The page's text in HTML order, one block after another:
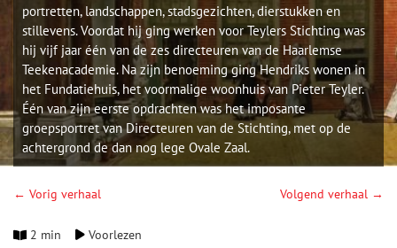
portretten, landschappen, stadsgezichten, dierstukken en
stillevens. Voordat hij ging werken voor Teylers Stichting was
hij vijf jaar één van de zes directeuren van de Haarlemse
Teekenacademie. Na zijn benoeming ging Hendriks wonen in
het Fundatiehuis, het voormalige woonhuis van Pieter Teyler.
Één van zijn eerste opdrachten was het imposante
groepsportret van Directeuren van de Stichting, met op de
achtergrond de dan nog lege Ovale Zaal.
← Vorig verhaal Volgend verhaal →
2 min Voorlezen